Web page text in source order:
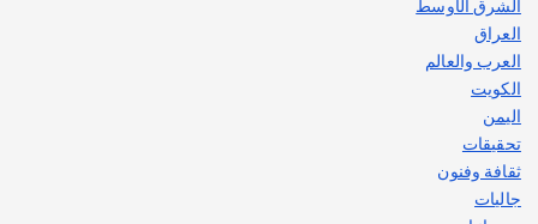
الشرق الأوسط
العراق
العرب والعالم
الكويت
اليمن
تحقيقات
ثقافة وفنون
جاليات